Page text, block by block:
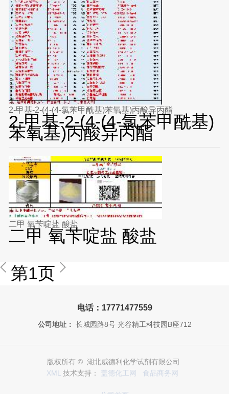
2-甲基-2-(4-(4-氯苯甲酰基)苯氧基)丙酸异丙酯
2-甲基-2-(4-(4-氯苯甲酰基)
苯氧基)丙酸异丙酯
二甲 氧苄啶盐 酸盐
二甲 氧苄啶盐 酸盐
第1页
电话：17771477559
公司地址： 长城园路8号 光谷精工科技园B座712
版权所有 © 湖北威德利化学试剂有限公司
XML 技术支持： 盖德化工网 食品商务网